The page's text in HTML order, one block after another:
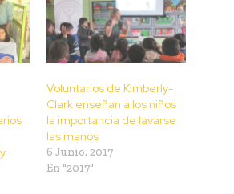
Voluntarios de Kimberly-
Clark enseñan a los niños
la importancia de lavarse
las manos
6 Junio, 2017
En "2017"